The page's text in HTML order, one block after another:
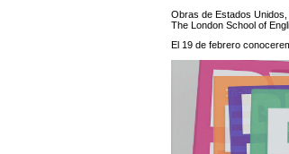
Obras de Estados
The London School of
El 19 de febrero